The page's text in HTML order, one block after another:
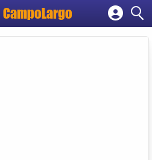
CampoLargo
Cadastrar empresa